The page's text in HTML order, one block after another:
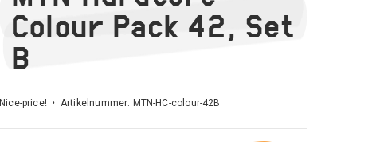
Colour Pack 42, Set
B
Nice-price! • Artikelnummer: MTN-HC-colour-42B